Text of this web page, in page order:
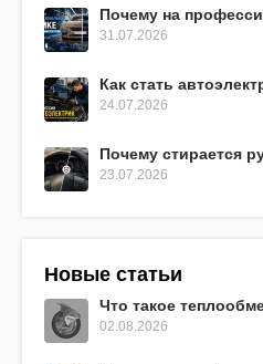
Почему на
31.07.2026
Как стать
24.07.2026
Почему стирается
23.07.2026
Новые статьи
Что такое
02.08.2026